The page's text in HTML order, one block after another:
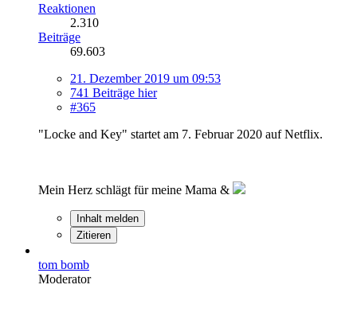
Reaktionen
2.310
Beiträge
69.603
21. Dezember 2019 um 09:53
741 Beiträge hier
#365
"Locke and Key" startet am 7. Februar 2020 auf Netflix.
Mein Herz schlägt für meine Mama &
Inhalt melden
Zitieren
tom bomb
Moderator